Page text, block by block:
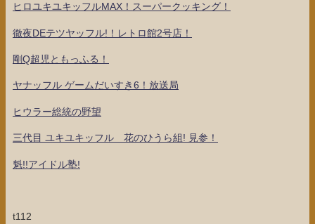
ヒロユキユキッフルMAX！スーパークッキング！
徹夜DEテツヤッフル!！レトロ館2号店！
剛Q超児ともっふる！
ヤナッフル ゲームだいすき6！放送局
ヒウラー総統の野望
三代目 ユキユキッフル 花のひうら組! 見参！
魁!!アイドル塾!
t112